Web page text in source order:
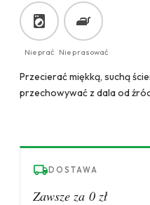
Nie prać Nie prasować
Przecierać miękką, suchą
przechowywać z dala od
DOSTAWA
Zawsze za 0 zł